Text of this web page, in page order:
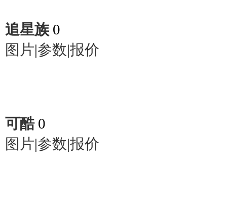
追星族 0
图片|参数|报价
可酷0
图片|参数|报价